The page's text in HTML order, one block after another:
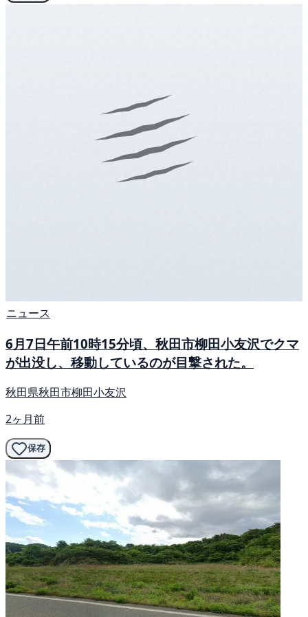
ニュース
6月7日午前10時15分頃、秋田市柳田小友沢でクマ
が出没し、移動しているのが目撃された。
秋田県秋田市柳田小友沢
2ヶ月前
保存